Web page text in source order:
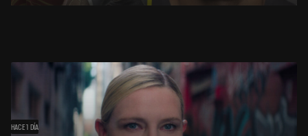
HACE 1 DÍA